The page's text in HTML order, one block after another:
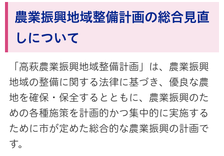
農業振興地域整備計画の総合見直
しについて
「高萩農業振興地域整備計画」は、農業振興
地域の整備に関する法律に基づき、優良な農
地を確保・保全するとともに、農業振興のた
めの各種施策を計画的かつ集中的に実施する
ために市が定めた総合的な農業振興の計画で
す。